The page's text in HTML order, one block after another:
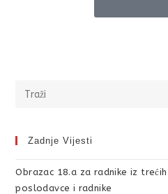
Zadnje Vijesti
Obrazac 18.a za radnike iz
poslodavce i radnike